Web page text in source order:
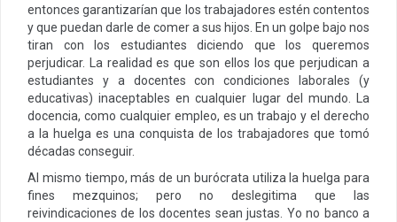
entonces garantizarían que los trabajadores estén contentos
y que puedan darle de comer a sus hijos. En un golpe bajo nos
tiran con los estudiantes diciendo que los queremos
perjudicar. La realidad es que son ellos los que perjudican a
estudiantes y a docentes con condiciones laborales (y
educativas) inaceptables en cualquier lugar del mundo. La
docencia, como cualquier empleo, es un trabajo y el derecho
a la huelga es una conquista de los trabajadores que tomó
décadas conseguir.
Al mismo tiempo, más de un burócrata utiliza la huelga para
fines mezquinos; pero no deslegitima que las
reivindicaciones de los docentes sean justas. Yo no banco a